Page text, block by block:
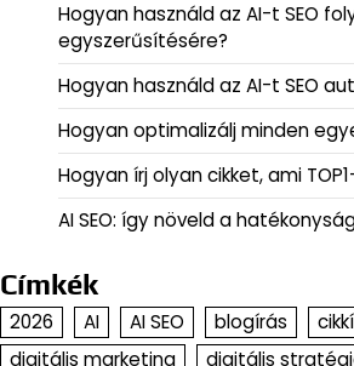
Hogyan használd az AI-t SEO
egyszerűsítésére?
Hogyan használd az AI-t SEO
Hogyan optimalizálj minden
Hogyan írj olyan cikket, ami
AI SEO: így növeld a
Címkék
2026 AI AI SEO blogírás
digitális marketing
digitális